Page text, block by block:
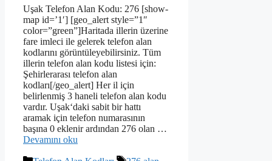
Uşak Telefon Alan Kodu: 276 [show-
map id=’1′] [geo_alert style=”1″
color=”green”]Haritada illerin üzerine
fare imleci ile gelerek telefon alan
kodlarını görüntüleyebilirsiniz. Tüm
illerin telefon alan kodu listesi için:
Şehirlerarası telefon alan
kodları[/geo_alert] Her il için
belirlenmiş 3 haneli telefon alan kodu
vardır. Uşak‘daki sabit bir hattı
aramak için telefon numarasının
başına 0 eklenir ardından 276 olan …
Devamını oku